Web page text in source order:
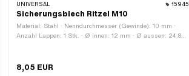
UNIVERSAL 15945
Sicherungsblech Ritzel M10
Material: Stahl · Nenndurchmesser (Gewinde): 10 mm ·
Anzahl Lappen: 1 Stk. · Ø innen: 12 mm · Ø aussen: 24.8
8,05 EUR